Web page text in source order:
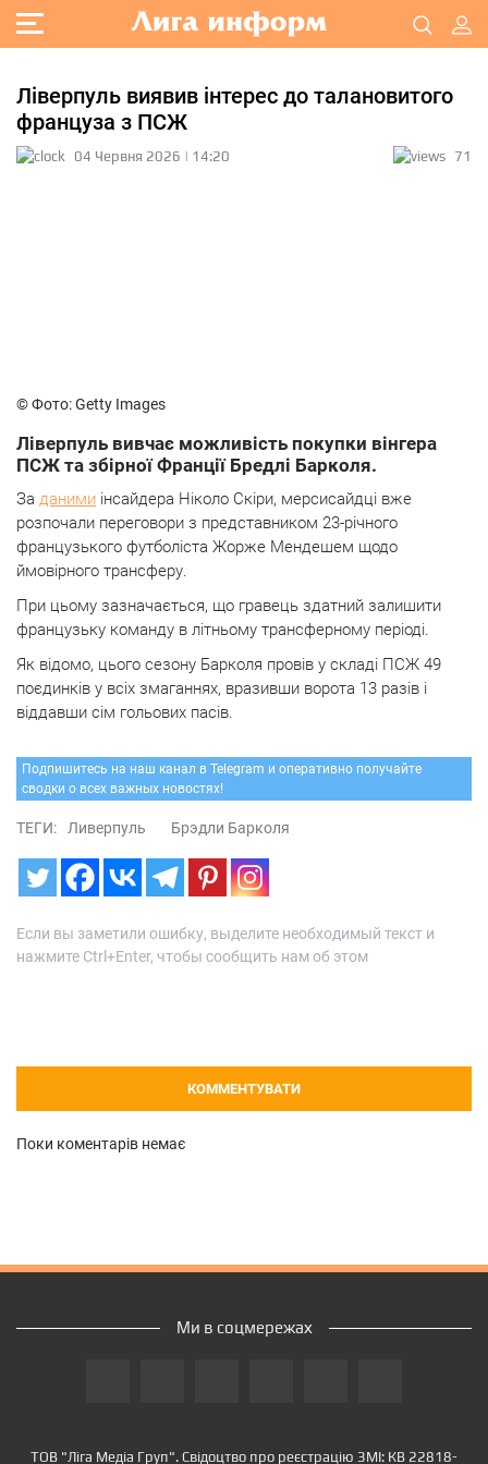
Ліверпуль виявив інтерес до талановитого
француза з ПСЖ
04 Червня 2026 | 14:20 71
© Фото: Getty Images
Ліверпуль вивчає можливість покупки вінгера
ПСЖ та збірної Франції Бредлі Барколя.
За даними інсайдера Ніколо Скіри, мерсисайдці вже
розпочали переговори з представником 23-річного
французького футболіста Жорже Мендешем щодо
ймовірного трансферу.
При цьому зазначається, що гравець здатний залишити
французьку команду в літньому трансферному періоді.
Як відомо, цього сезону Барколя провів у складі ПСЖ 49
поєдинків у всіх змаганнях, вразивши ворота 13 разів і
віддавши сім гольових пасів.
Подпишитесь на наш канал в Telegram и оперативно получайте
сводки о всех важных новостях!
ТЕГИ: Ливерпуль Брэдли Барколя
Если вы заметили ошибку, выделите необходимый текст и
нажмите Ctrl+Enter, чтобы сообщить нам об этом
КОММЕНТУВАТИ
Поки коментарів немає
ТОВ "Ліга Медіа Груп". Свідоцтво про реєстрацію ЗМІ: КВ 22818-
Ми в соцмережах